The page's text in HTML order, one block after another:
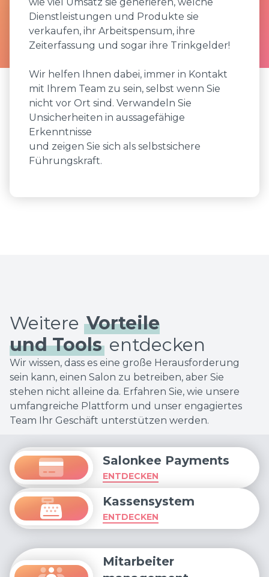
Dienstleistungen und Produkte sie
verkaufen, ihr Arbeitspensum, ihre
Zeiterfassung und sogar ihre Trinkgelder!
Wir helfen Ihnen dabei, immer in Kontakt
mit Ihrem Team zu sein, selbst wenn Sie
nicht vor Ort sind. Verwandeln Sie
Unsicherheiten in aussagefähige
Erkenntnisse
und zeigen Sie sich als selbstsichere
Führungskraft.
Weitere Vorteile
und Tools entdecken
Wir wissen, dass es eine große Herausforderung
sein kann, einen Salon zu betreiben, aber Sie
stehen nicht alleine da. Erfahren Sie, wie unsere
umfangreiche Plattform und unser engagiertes
Team Ihr Geschäft unterstützen werden.
Salonkee Payments
ENTDECKEN
Kassensystem
ENTDECKEN
Mitarbeiter